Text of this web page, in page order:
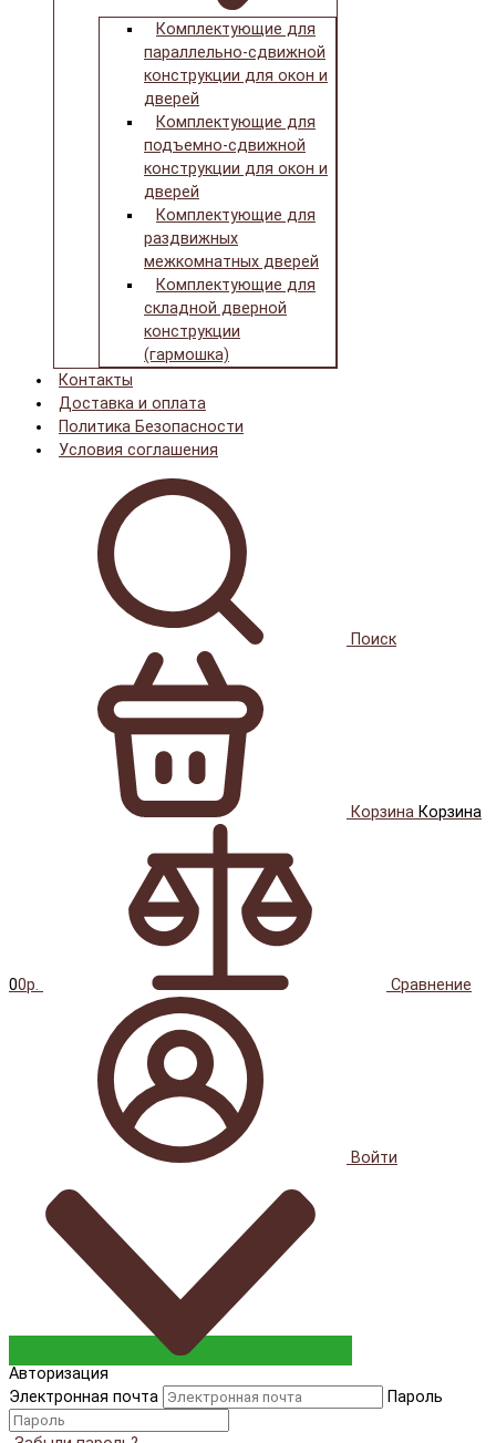
Комплектующие для
параллельно-сдвижной
конструкции для окон и
дверей
Комплектующие для
подъемно-сдвижной
конструкции для окон и
дверей
Комплектующие для
раздвижных
межкомнатных дверей
Комплектующие для
складной дверной
конструкции
(гармошка)
Контакты
Доставка и оплата
Политика Безопасности
Условия соглашения
Поиск
Корзина Корзина
00р. Сравнение
Войти
Авторизация
Электронная почта
Пароль